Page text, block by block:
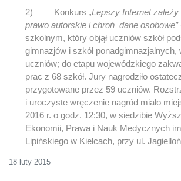
2) Konkurs„Lepszy Internet
prawo autorskie i chroń dane osobowe”
szkolnym, który objął uczniów szkół
gimnazjów i szkół ponadgimnazjalnych,
uczniów; do etapu wojewódzkiego
prac z 68 szkół. Jury nagrodziło
przygotowane przez 59 uczniów.
i uroczyste wręczenie nagród miało
2016 r. o godz. 12:30, w siedzibie
Ekonomii, Prawa i Nauk Medycznych
Lipińskiego w Kielcach, przy ul.
18 luty 2015